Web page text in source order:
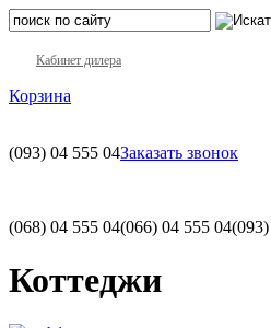
Кабинет дилера
Корзина
(093) 04 555 04Заказать звонок
(068) 04 555 04(066) 04 555 04(093)
Коттеджи